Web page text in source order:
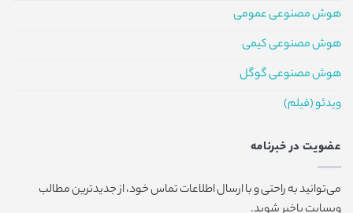
هوش مصنوعی عمومی
هوش مصنوعی کیمی
هوش مصنوعی گوگل
ویدئو (فیلم)
عضویت در خبرنامه
می‌توانید به راحتی و با ارسال اطلاعات تماس خود، از جدیدترین مطالب